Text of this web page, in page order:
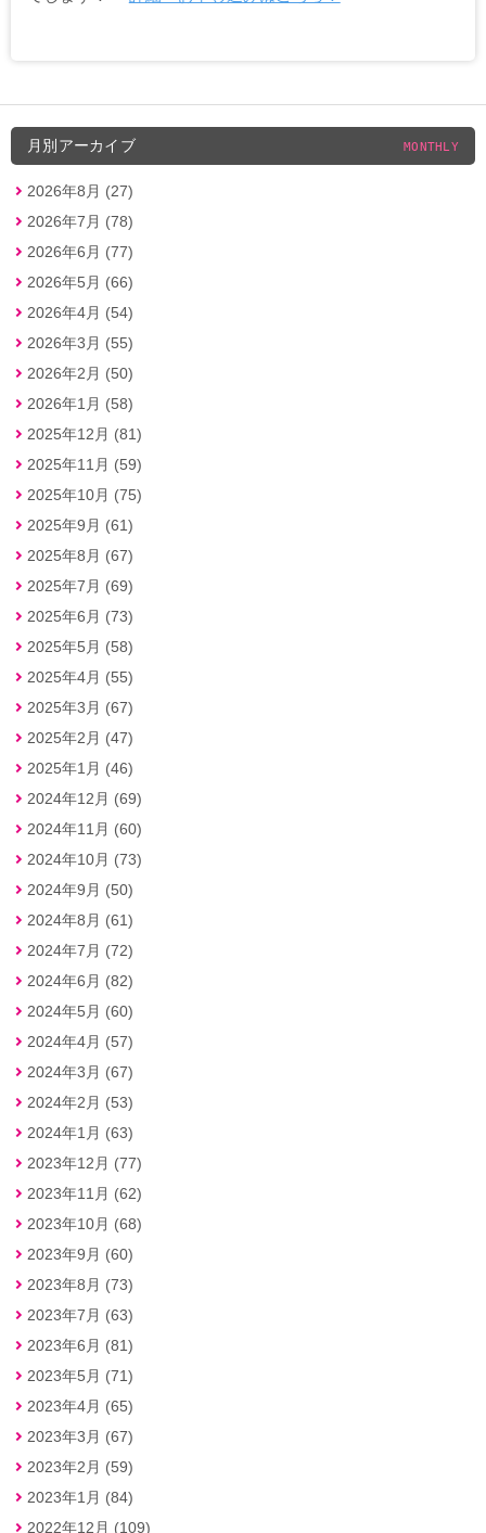
月別アーカイブ MONTHLY
2026年8月 (27)
2026年7月 (78)
2026年6月 (77)
2026年5月 (66)
2026年4月 (54)
2026年3月 (55)
2026年2月 (50)
2026年1月 (58)
2025年12月 (81)
2025年11月 (59)
2025年10月 (75)
2025年9月 (61)
2025年8月 (67)
2025年7月 (69)
2025年6月 (73)
2025年5月 (58)
2025年4月 (55)
2025年3月 (67)
2025年2月 (47)
2025年1月 (46)
2024年12月 (69)
2024年11月 (60)
2024年10月 (73)
2024年9月 (50)
2024年8月 (61)
2024年7月 (72)
2024年6月 (82)
2024年5月 (60)
2024年4月 (57)
2024年3月 (67)
2024年2月 (53)
2024年1月 (63)
2023年12月 (77)
2023年11月 (62)
2023年10月 (68)
2023年9月 (60)
2023年8月 (73)
2023年7月 (63)
2023年6月 (81)
2023年5月 (71)
2023年4月 (65)
2023年3月 (67)
2023年2月 (59)
2023年1月 (84)
2022年12月 (109)